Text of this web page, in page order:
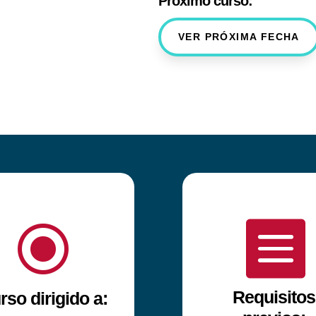
VER PRÓXIMA FECHA
\
dirigido a:

Requisitos